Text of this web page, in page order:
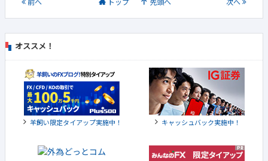
前へ トップ 先頭へ 次へ
オススメ！
羊飼い限定タイアップ実施中！ キャッシュバック実施中！